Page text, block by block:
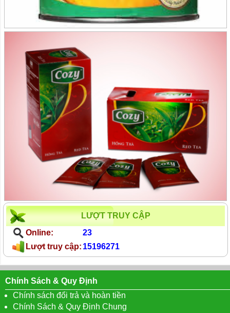
LƯỢT TRUY CẬP
Online:
23
Lượt truy cập: 15196271
Chính Sách & Quy Định
Chính sách đổi trả và hoàn tiền
Chính Sách & Quy Định Chung